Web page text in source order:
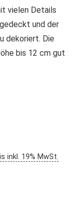
vielen Details
und der
dekoriert. Die
bis 12 cm gut
inkl. 19% MwSt.